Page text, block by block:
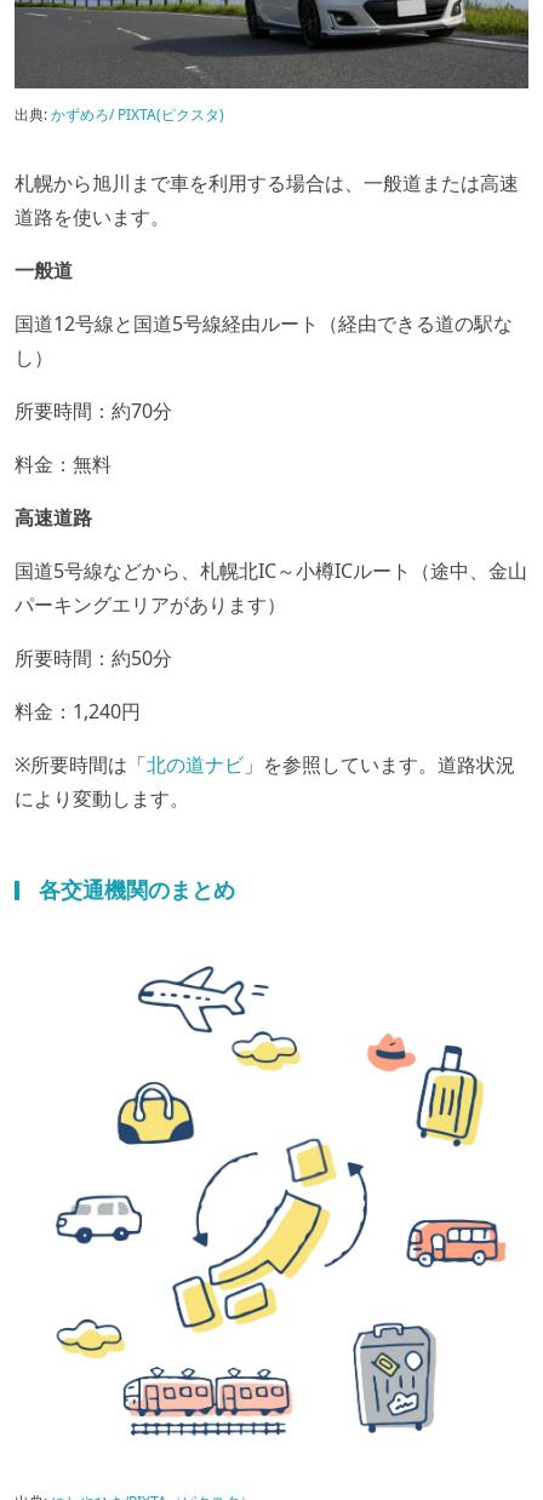
出典:かずめろ/ PIXTA(ピクスタ)
札幌から旭川まで車を利用する場合は、一般道または高速
道路を使います。
一般道
国道12号線と国道5号線経由ルート（経由できる道の駅な
し）
所要時間：約70分
料金：無料
高速道路
国道5号線などから、札幌北IC～小樽ICルート（途中、金山
パーキングエリアがあります）
所要時間：約50分
料金：1,240円
※所要時間は「北の道ナビ 」を参照しています。道路状況
により変動します。
各交通機関のまとめ